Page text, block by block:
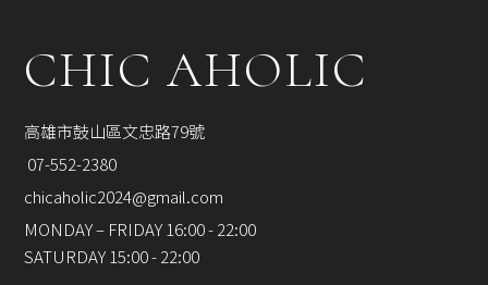
CHIC AHOLIC
高雄市鼓山區文忠路79號
07-552-2380
chicaholic2024@gmail.com
MONDAY – FRIDAY 16:00 - 22:00
SATURDAY 15:00 - 22:00